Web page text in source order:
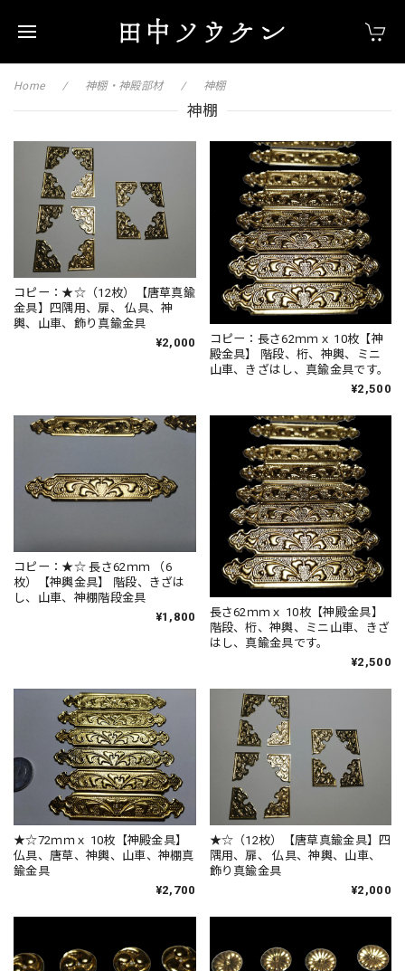
Home 神棚・神殿部材 神棚
神棚
コピー：★☆（12枚）【唐草真鍮
金具】四隅用、扉、 仏具、神
輿、山車、飾り真鍮金具
¥2,000
コピー：長さ62ｍｍｘ 10枚【神
殿金具】 階段、桁、神輿、ミニ
山車、きざはし、真鍮金具です。
¥2,500
コピー：★☆ 長さ62ｍｍ （6
枚）【神輿金具】 階段、きざは
し、山車、神棚階段金具
¥1,800
長さ62ｍｍｘ 10枚【神殿金具】
階段、桁、神輿、ミニ山車、きざ
はし、真鍮金具です。
¥2,500
★☆72ｍｍｘ 10枚【神殿金具】
仏具、唐草、神輿、山車、神棚真
鍮金具
¥2,700
★☆（12枚）【唐草真鍮金具】四
隅用、扉、 仏具、神輿、山車、
飾り真鍮金具
¥2,000